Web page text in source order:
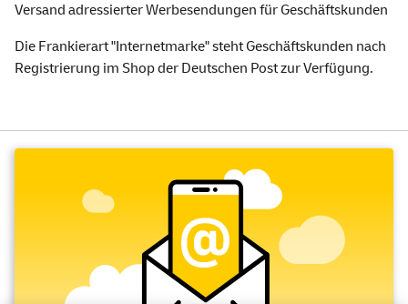
Versand adressierter Werbesendungen für Geschäftskunden
Die Frankierart "Internetmarke" steht Geschäftskunden nach
Registrierung im Shop der Deutschen Post zur Verfügung.